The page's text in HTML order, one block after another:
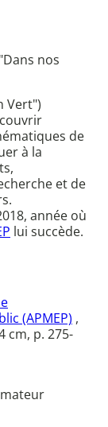
nos
Vert")
de
à la
et de
année où
lui succède.
(APMEP) ,
cm, p. 275-